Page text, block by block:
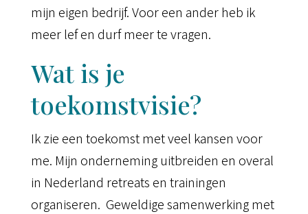
mijn eigen bedrijf. Voor een ander heb ik
meer lef en durf meer te vragen.
Wat is je
toekomstvisie?
Ik zie een toekomst met veel kansen voor
me. Mijn onderneming uitbreiden en overal
in Nederland retreats en trainingen
organiseren. Geweldige samenwerking met